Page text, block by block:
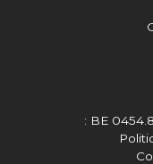
: BE